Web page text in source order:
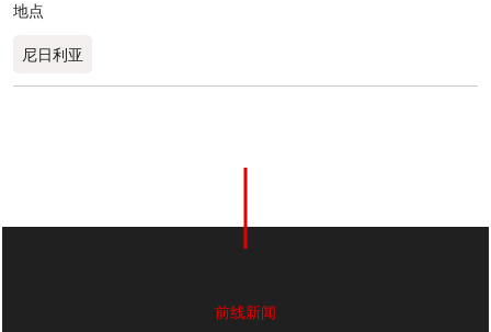
地点
尼日利亚
前线新闻